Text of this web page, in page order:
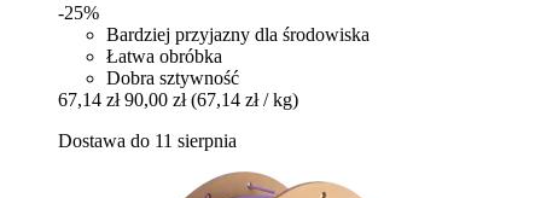
-25%
Bardziej przyjazny dla środowiska
Łatwa obróbka
Dobra sztywność
67,14 zł 90,00 zł (67,14 zł / kg)
Dostawa do 11 sierpnia